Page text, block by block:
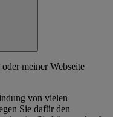
meiner Webseite
von vielen
Sie dafür den